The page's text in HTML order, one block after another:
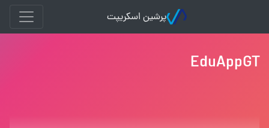
پرشین اسکریپت
EduAppGT